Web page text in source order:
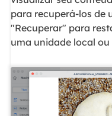
para recuperá-los de
"Recuperar" para
uma unidade local ou